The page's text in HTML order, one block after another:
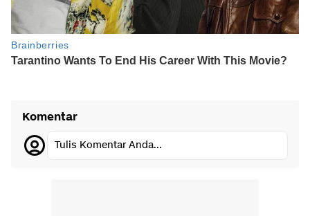
Komentar
Tulis Komentar Anda...